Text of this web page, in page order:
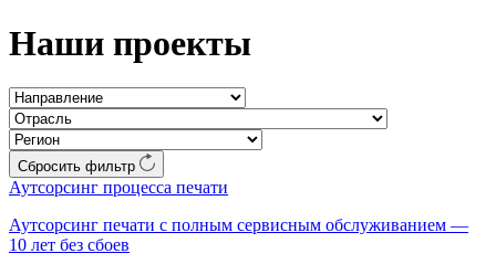
Наши проекты
Сбросить фильтр
Аутсорсинг процесса печати
Аутсорсинг печати с полным сервисным обслуживанием —
10 лет без сбоев